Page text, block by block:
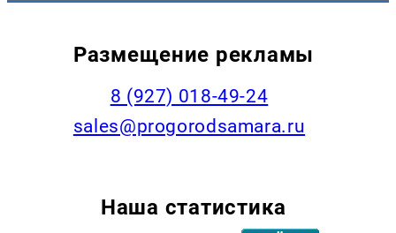
Размещение рекламы
8 (927) 018-49-24
sales@progorodsamara.ru
Наша статистика